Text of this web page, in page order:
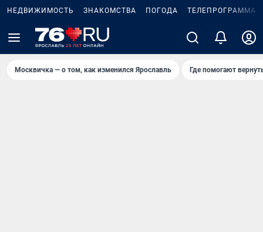
НЕДВИЖИМОСТЬ ЗНАКОМСТВА ПОГОДА ТЕЛЕПРОГРАММА
Москвичка — о том, как изменился Ярославль Где помогают